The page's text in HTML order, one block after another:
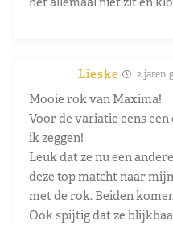
Lieske 2 jaren
Mooie rok van Maxima!
Voor de variatie eens
ik zeggen!
Leuk dat ze nu een
deze top matcht naar
met de rok. Beiden
Ook spijtig dat ze